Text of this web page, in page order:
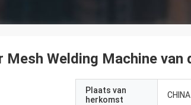
Welding Machine van
Plaats van
herkomst
CHINA